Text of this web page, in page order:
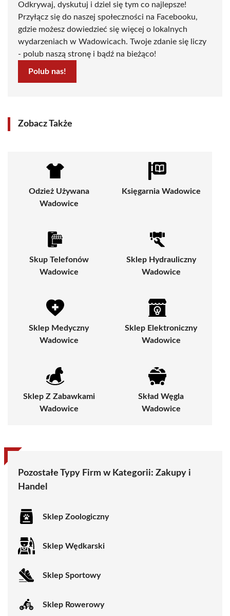
Odkrywaj, dyskutuj i dziel się tym co najlepsze!
Przyłącz się do naszej społeczności na Facebooku,
gdzie możesz dowiedzieć się więcej o lokalnych
wydarzeniach w Wadowicach. Twoje zdanie się liczy
- polub naszą stronę i bądź na bieżąco!
Polub nas!
Zobacz Także
Odzież Używana
Wadowice
Księgarnia Wadowice
Skup Telefonów
Wadowice
Sklep Hydrauliczny
Wadowice
Sklep Medyczny
Wadowice
Sklep Elektroniczny
Wadowice
Sklep Z Zabawkami
Wadowice
Skład Węgla
Wadowice
Pozostałe Typy Firm w Kategorii: Zakupy i
Handel
Sklep Zoologiczny
Sklep Wędkarski
Sklep Sportowy
Sklep Rowerowy